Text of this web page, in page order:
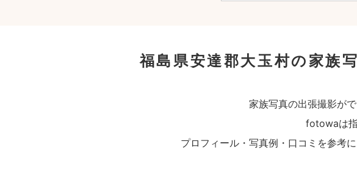
福島県安達郡大玉村の家族
家族写真の出張撮影が
fotowaは
プロフィール・写真例・口コミを参考